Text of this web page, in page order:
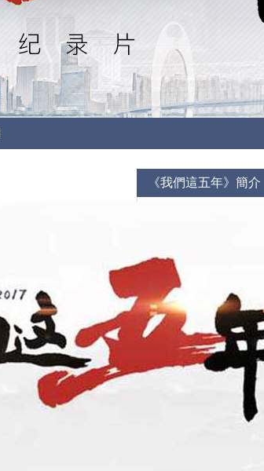
《我們這五年》簡介
《我們這五年》
聚焦於普通人的逐夢
中國人的生活及奮鬥
展現中國人對於美好
對逆境永不服輸的抗爭
享有人生出彩的機會，
通過數十個普通中
國家夢、民族夢，也是
呈現五年來當代中國
展現普通人勤勞、善
及自強不息、積極向